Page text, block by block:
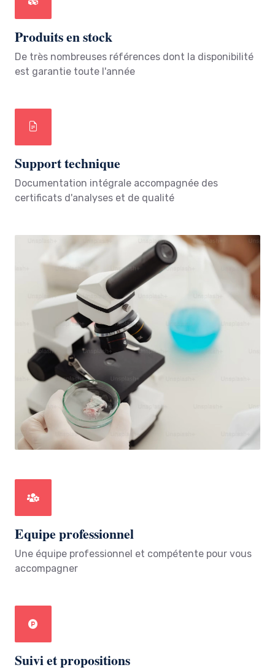
Produits en stock
De très nombreuses références dont la disponibilité
est garantie toute l'année
Support technique
Documentation intégrale accompagnée des
certificats d'analyses et de qualité
Equipe professionnel
Une équipe professionnel et compétente pour vous
accompagner
Suivi et propositions